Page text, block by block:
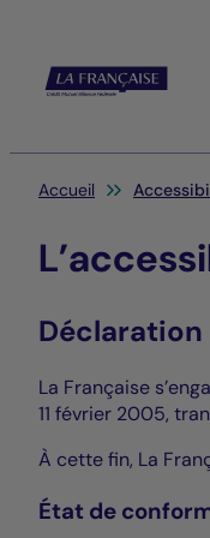
Vous êtes ici:
Accueil
La Française
11 février 2005,
À cette fin, La
État de